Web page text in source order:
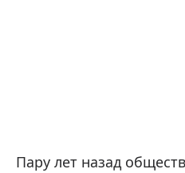
Пару лет назад